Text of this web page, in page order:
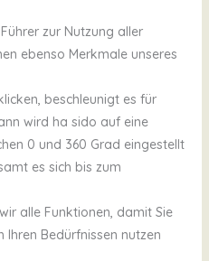
zur Nutzung aller
ebenso Merkmale unseres
beschleunigt es für
wird ha sido auf eine
0 und 360 Grad eingestellt
es sich bis zum
alle Funktionen, damit Sie
Ihren Bedürfnissen nutzen